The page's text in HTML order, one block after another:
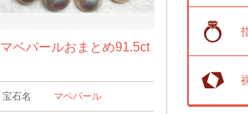
マベパールおまとめ91.5ct
宝石名 マベパール